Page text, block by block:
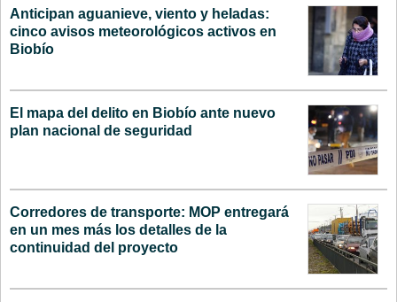
Anticipan aguanieve, viento y heladas:
cinco avisos meteorológicos activos en
Biobío
El mapa del delito en Biobío ante nuevo
plan nacional de seguridad
Corredores de transporte: MOP entregará
en un mes más los detalles de la
continuidad del proyecto